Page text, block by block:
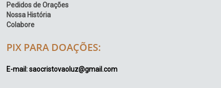
Pedidos de Orações
Nossa História
Colabore
PIX PARA DOAÇÕES:
E-mail: saocristovaoluz@gmail.com